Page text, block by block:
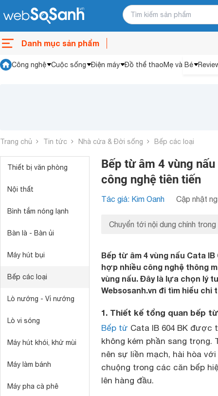
Danh mục sản phẩm
Công nghệ Cuộc sống Điện máy Đồ thể thaoMẹ và Bé
Trang chủ Tin tức Nhà cửa & Đời sống Bếp các loại
Thiết bị văn phòng
Nội thất
Bình tắm nóng lạnh
Bàn là - Bàn ủi
Máy hút bụi
Bếp các loại
Lò nướng - Vỉ nướng
Lò vi sóng
Máy hút khói, khử mùi
Máy làm bánh
Máy pha cà phê
Bếp từ âm 4 vùng
công nghệ tiên tiến
Tác giả: Kim Oanh Cập nhật
Chuyển tới nội dung chính trong
Bếp từ âm 4 vùng nấu Cata
hợp nhiều công nghệ thông
vùng nấu. Đây là lựa chọn lý
Websosanh.vn đi tìm hiểu chi
1. Thiết kế tổng quan bếp
Bếp từ Cata IB 604 BK được
không kém phần sang
nên sự liền mạch, hài hòa
chuộng trong các căn bếp
lên hàng đầu.